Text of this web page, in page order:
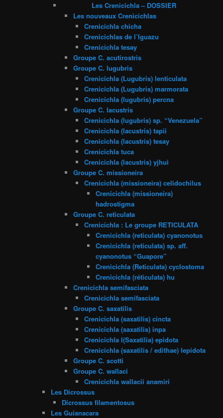
Les Crenicichla – DOSSIER
Les nouveaux Crenicichlas
Crenicichla chicha
Crenicichlas de l’Iguazu
Crenicichla tesay
Groupe C. acutirostris
Groupe C. lugubris
Crenicichla (Lugubris) lenticulata
Crenicichla (Lugubris) marmorata
Crenicichla (lugubris) percna
Groupe C. lacustris
Crenicichla (lugubris) sp. “Venezuela”
Crenicichla (lacustris) tapii
Crenicichla (lacustris) tesay
Crenicichla tuca
Crenicichla (lacustris) yjhui
Groupe C. missioneira
Crenicichla (missioneira) celidochilus
Crenicichla (missioneira)
hadrostigma
Groupe C. reticulata
Crenicichla : Le groupe RETICULATA
Crenicichla (reticulata) cyanonotus
Crenicichla (reticulata) sp. aff.
cyanonotus “Guapore”
Crenicichla (Reticulata) cyclostoma
Crenicichla (réticulata) hu
Crenicichla semifasciata
Crenicichla semifasciata
Groupe C. saxatilis
Crenicichla (saxatilis) cincta
Crenicichla (saxatilis) inpa
Crenicichla l(Saxatilia) epidota
Crenicichla (saxatilis / edithae) lepidota
Groupe C. scotti
Groupe C. wallaci
Crenicichla wallacii anamiri
Les Dicrossus
Dicrossus filamentosus
Les Guianacara